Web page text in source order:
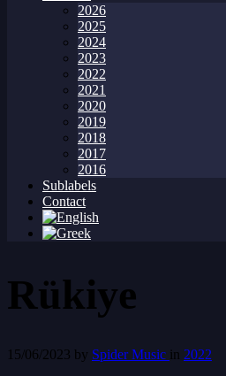
2026
2025
2024
2023
2022
2021
2020
2019
2018
2017
2016
Sublabels
Contact
Rükiye
15/06/2023 by Spider Music in 2022